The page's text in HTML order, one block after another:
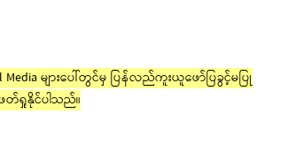
များပေါ်တွင်မှ ပြန်လည်ကူးယူဖော်ပြခွင့်မပြု
ရှုနိုင်ပါသည်။